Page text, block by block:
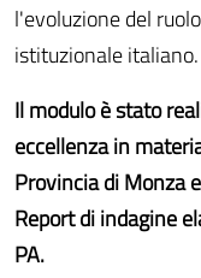
l'evoluzione del
istituzionale italiano.
Il modulo è stato
eccellenza in
Provincia di Monza
Report di indagine
PA.